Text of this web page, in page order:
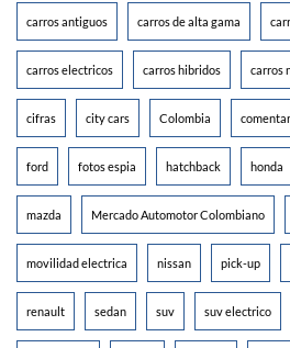
carros antiguos carros de alta gama
carros electricos carros hibridos carros
cifras city cars Colombia
ford fotos espia hatchback honda
mazda Mercado Automotor Colombiano
movilidad electrica nissan pick-up
renault sedan suv suv electrico